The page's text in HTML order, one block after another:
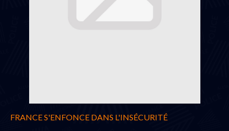
FRANCE S'ENFONCE DANS L'INSÉCURITÉ